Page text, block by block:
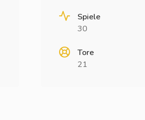
Spiele
30
Tore
21